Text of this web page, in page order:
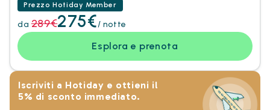
Prezzo Hotiday Member
da 289€275€/ notte
Esplora e prenota
Iscriviti a Hotiday e ottieni il
5% di sconto immediato.